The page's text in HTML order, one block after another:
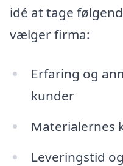
idé at tage
vælger firma:
Erfaring og
kunder
Materialernes
Leveringstid